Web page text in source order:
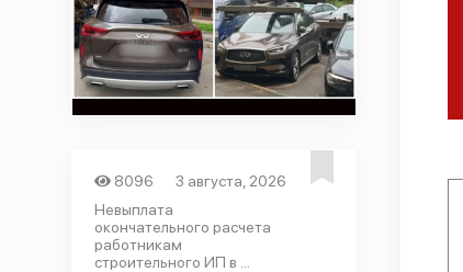
8096
3 августа, 2026
Невыплата
окончательного расчета
работникам
строительного ИП в ...